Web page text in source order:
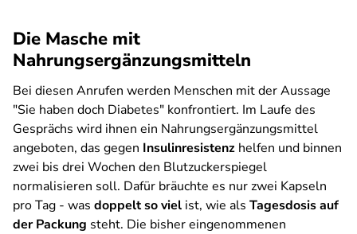
Die Masche mit
Nahrungsergänzungsmitteln
Bei diesen Anrufen werden Menschen mit der Aussage
"Sie haben doch Diabetes" konfrontiert. Im Laufe des
Gesprächs wird ihnen ein Nahrungsergänzungsmittel
angeboten, das gegen Insulinresistenz helfen und binnen
zwei bis drei Wochen den Blutzuckerspiegel
normalisieren soll. Dafür bräuchte es nur zwei Kapseln
pro Tag - was doppelt so viel ist, wie als Tagesdosis auf
der Packung steht. Die bisher eingenommenen